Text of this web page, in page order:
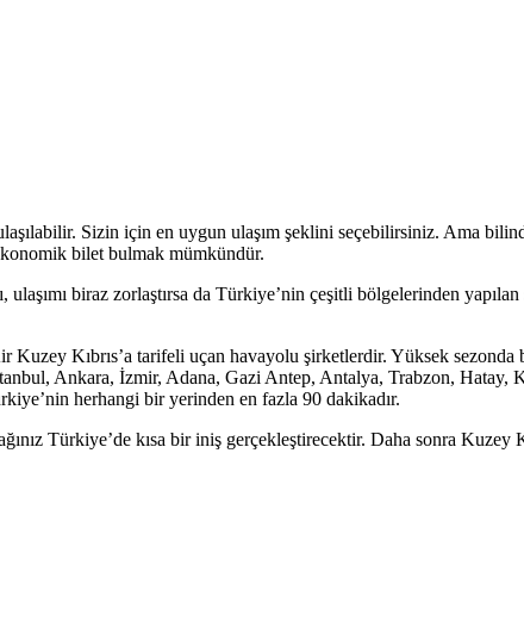
Sizin için en uygun ulaşım şeklini seçebilirsiniz. Ama
bilet bulmak mümkündür.
biraz zorlaştırsa da Türkiye’nin çeşitli bölgelerinden yapılan
Kıbrıs’a tarifeli uçan havayolu şirketlerdir. Yüksek
Ankara, İzmir, Adana, Gazi Antep, Antalya, Trabzon, Hatay,
herhangi bir yerinden en fazla 90 dakikadır.
Türkiye’de kısa bir iniş gerçekleştirecektir. Daha sonra Kuzey